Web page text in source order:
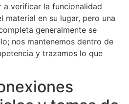
a verificar la funcionalidad
material en su lugar, pero una
generalmente se
nos mantenemos dentro de
y trazamos lo que